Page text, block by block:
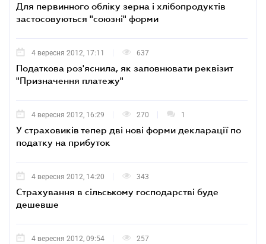
Для первинного обліку зерна і хлібопродуктів
застосовуються "союзні" форми
4 вересня 2012, 17:11 637
Податкова роз'яснила, як заповнювати реквізит
"Призначення платежу"
4 вересня 2012, 16:29 270 1
У страховиків тепер дві нові форми декларації по
податку на прибуток
4 вересня 2012, 14:20 343
Страхування в сільському господарстві буде
дешевше
4 вересня 2012, 09:54 257